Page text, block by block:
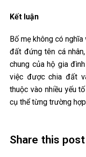
Kết luận
Bố mẹ không có
đất đứng tên cá
chung của hộ gia
việc được chia đất
thuộc vào nhiều yếu
cụ thể từng trường
Share this post